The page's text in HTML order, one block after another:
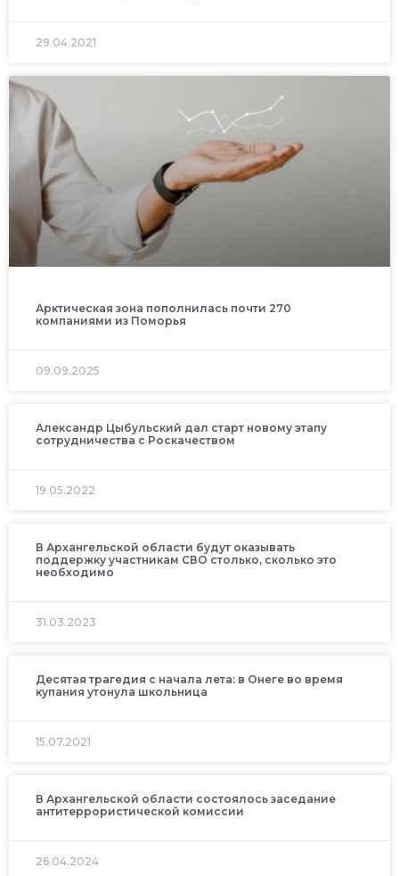
29.04.2021
Арктическая зона пополнилась почти 270
компаниями из Поморья
09.09.2025
Александр Цыбульский дал старт новому этапу
сотрудничества с Роскачеством
19.05.2022
В Архангельской области будут оказывать
поддержку участникам СВО столько, сколько это
необходимо
31.03.2023
Десятая трагедия с начала лета: в Онеге во время
купания утонула школьница
15.07.2021
В Архангельской области состоялось заседание
антитеррористической комиссии
26.04.2024